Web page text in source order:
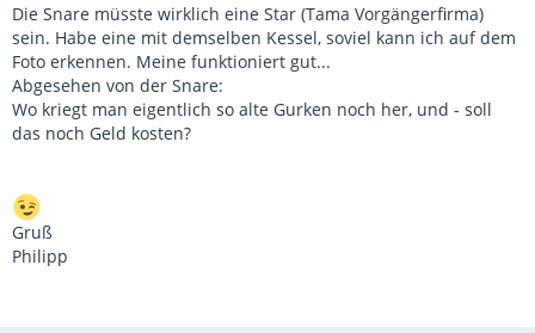
Die Snare müsste wirklich eine Star (Tama Vorgängerfirma)
sein. Habe eine mit demselben Kessel, soviel kann ich auf dem
Foto erkennen. Meine funktioniert gut...
Abgesehen von der Snare:
Wo kriegt man eigentlich so alte Gurken noch her, und - soll
das noch Geld kosten?
Gruß
Philipp